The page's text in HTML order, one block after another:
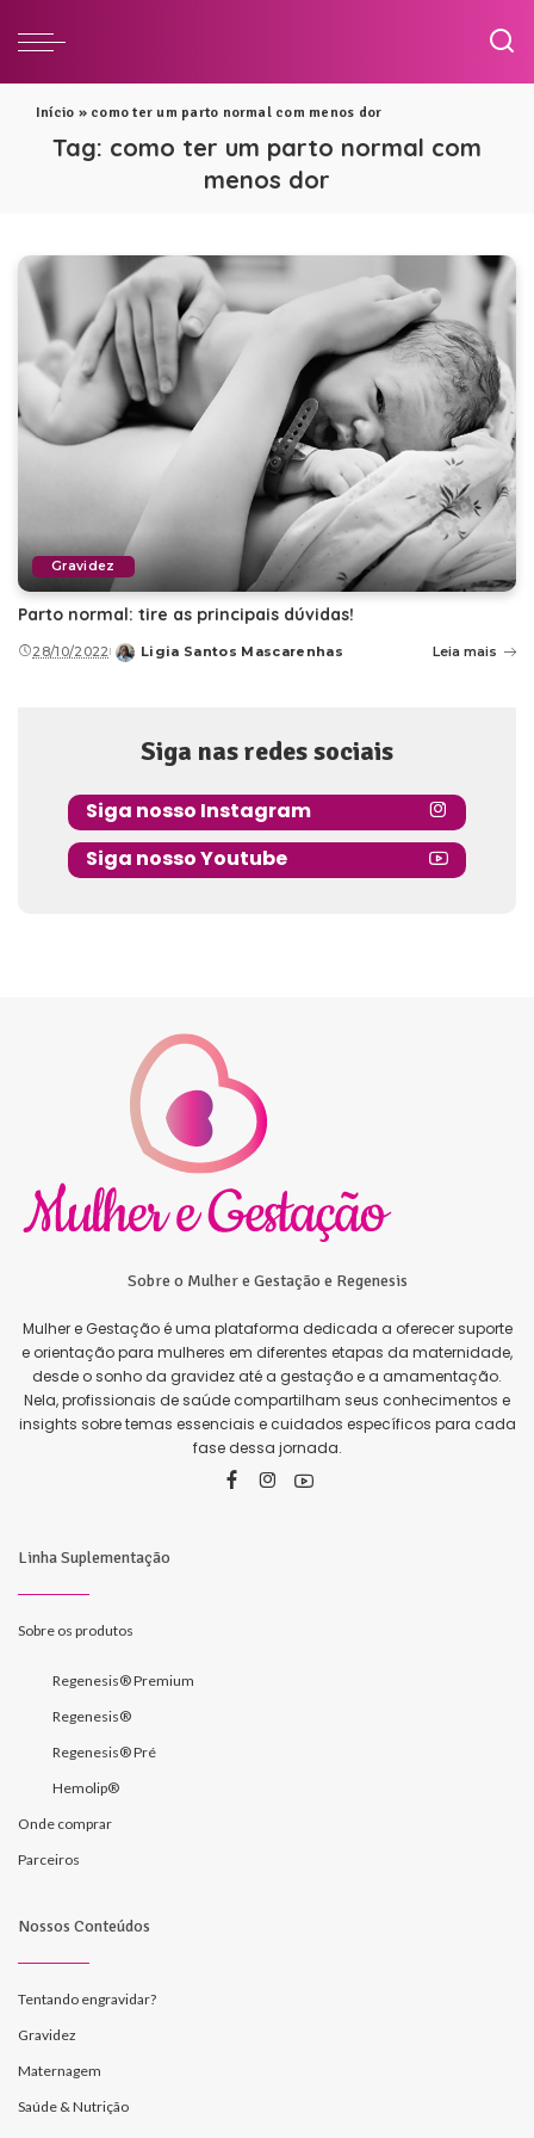
Início » como ter um parto normal com menos dor
Tag: como ter um parto normal com
menos dor
Gravidez
Parto normal: tire as principais dúvidas!
28/10/2022
Posted
Ligia Santos Mascarenhas Leia mais
Siga nas redes sociais
Siga nosso Instagram
Siga nosso Youtube
Sobre o Mulher e Gestação e Regenesis
Mulher e Gestação é uma plataforma dedicada a oferecer suporte
e orientação para mulheres em diferentes etapas da maternidade,
desde o sonho da gravidez até a gestação e a amamentação.
Nela, profissionais de saúde compartilham seus conhecimentos e
insights sobre temas essenciais e cuidados específicos para cada
fase dessa jornada.
Linha Suplementação
Sobre os produtos
Regenesis® Premium
Regenesis®
Regenesis® Pré
Hemolip®
Onde comprar
Parceiros
Nossos Conteúdos
Tentando engravidar?
Gravidez
Maternagem
Saúde & Nutrição